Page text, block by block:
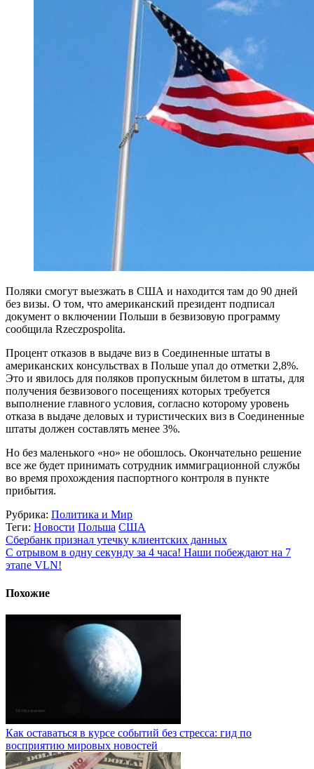
Поляки смогут выезжать в США и находится там до 90 дней
без визы. О том, что американский президент подписал
документ о включении Польши в безвизовую программу
сообщила Rzeczpospolita.
Процент отказов в выдаче виз в Соединенные штаты в
американских консульствах в Польше упал до отметки 2,8%.
Это и явилось для поляков пропускным билетом в штаты, для
получения безвизового посещениях которых требуется
выполнение главного условия, согласно которому уровень
отказа в выдаче деловых и туристических виз в Соединенные
штаты должен составлять менее 3%.
Но без маленького «но» не обошлось. Окончательно решение
все же будет принимать сотрудник иммиграционной службы
во время прохождения паспортного контроля в пункте
прибытия.
Рубрика: Политика и Мир
Теги: Новости Польша США
Сбербанк признал утечку клиентских данных
С отрывом в одну секунду за 4 часа! Наши побеждают на 7
этапе VLN!
Похожие
Как оставаться в курсе событий без стресса: гид по
восприятию мировых новостей